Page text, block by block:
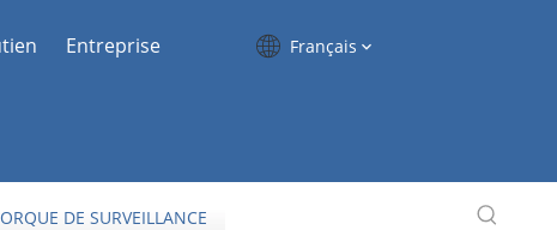
Entreprise Français
DE SURVEILLANCE